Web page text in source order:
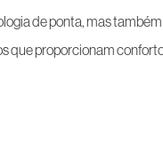
de ponta, mas
que proporcionam